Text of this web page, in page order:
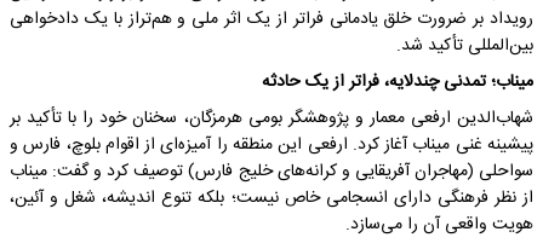
رویداد بر ضرورت خلق یادمانی فراتر از یک اثر ملی و هم‌تراز با یک دادخواهی
بین‌المللی تأکید شد.
میناب؛ تمدنی چندلایه، فراتر از یک حادثه
شهاب‌الدین ارفعی معمار و پژوهشگر بومی هرمزگان، سخنان خود را با تأکید بر
پیشینه غنی میناب آغاز کرد. ارفعی این منطقه را آمیزه‌ای از اقوام بلوچ، فارس و
سواحلی (مهاجران آفریقایی و کرانه‌های خلیج فارس) توصیف کرد و گفت: میناب
از نظر فرهنگی دارای انسجامی خاص نیست؛ بلکه تنوع اندیشه، شغل و آئین،
هویت واقعی آن را می‌سازد.